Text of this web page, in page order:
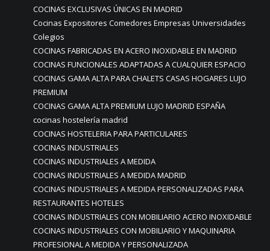
COCINAS EXCLUSIVAS ÚNICAS EN MADRID
Cocinas Expositores Comedores Empresas Universidades
Colegios
COCINAS FABRICADAS EN ACERO INOXIDABLE EN MADRID
COCINAS FUNCIONALES ADAPTADAS A CUALQUIER ESPACIO
COCINAS GAMA ALTA PARA CHALETS CASAS HOGARES LUJO
PREMIUM
COCINAS GAMA ALTA PREMIUM LUJO MADRID ESPAÑA
cocinas hostelería madrid
COCINAS HOSTELERIA PARA PARTICULARES
COCINAS INDUSTRIALES
COCINAS INDUSTRIALES A MEDIDA
COCINAS INDUSTRIALES A MEDIDA MADRID
COCINAS INDUSTRIALES A MEDIDA PERSONALIZADAS PARA
RESTAURANTES HOTELES
COCINAS INDUSTRIALES CON MOBILIARIO ACERO INOXIDABLE
COCINAS INDUSTRIALES CON MOBILIARIO Y MAQUINARIA
PROFESIONAL A MEDIDA Y PERSONALIZADA